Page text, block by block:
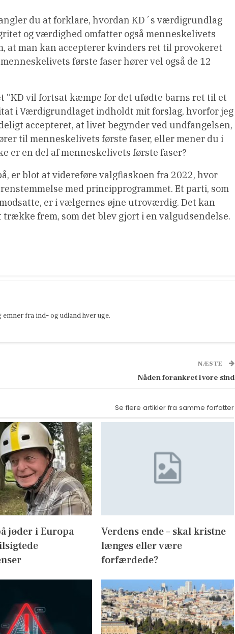
du at forklare, hvordan KD´s værdigrundlag
og værdighed omfatter også menneskelivets
at man kan accepterer kvinders ret til provokeret
første faser hører vel også de 12
”KD vil fortsat kæmpe for det ufødte barns ret til et
i Værdigrundlaget indholdt mit forslag, hvorfor jeg
accepteret, at livet begynder ved undfangelsen,
til menneskelivets første faser, eller mener du i
er en del af menneskelivets første faser?
er blot at videreføre valgfiaskoen fra 2022, hvor
med principprogrammet. Et parti, som
er i vælgernes øjne utroværdig. Det kan
frem, som det blev gjort i en valgudsendelse.
fra ind- og udland hver uge.
NÆSTE
Nåden forankret i vore sind
Se flere artikler fra samme forfatter
jøder i Europa
Verdens ende – skal kristne
længes eller være
forfærdede?